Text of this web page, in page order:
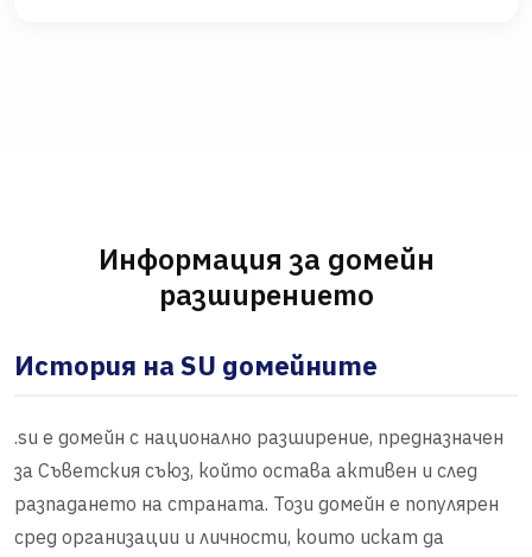
Информация за домейн
разширението
История на SU домейните
.su е домейн с национално разширение, предназначен
за Съветския съюз, който остава активен и след
разпадането на страната. Този домейн е популярен
сред организации и личности, които искат да